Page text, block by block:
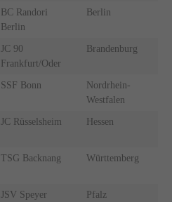
BC Randori
Berlin
Berlin
JC 90
Frankfurt/Oder
Brandenburg
SSF Bonn
Nordrhein-
Westfalen
JC Rüsselsheim Hessen
TSG Backnang Württemberg
JSV Speyer Pfalz